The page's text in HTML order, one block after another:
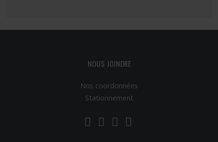
NOUS JOINDRE
Nos coordonnées
Stationnement
LinkedIn
YouTube
Twitter